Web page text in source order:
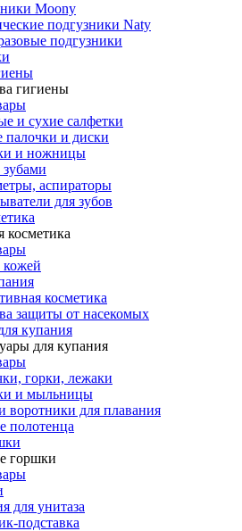
Moony
подгузники Naty
подгузники
гигиены
и сухие салфетки
палочки и диски
и ножницы
зубами
аспираторы
для зубов
косметика
кожей
косметика
защиты от насекомых
купания
для купания
горки, лежаки
и мыльницы
воротники для плавания
полотенца
горшки
для унитаза
подставка